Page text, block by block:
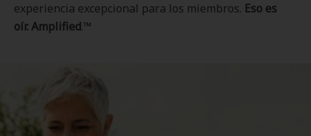
experiencia excepcional para los miembros. Eso es
oír. Amplified.™